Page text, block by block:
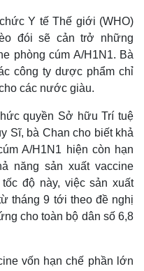
Y tế Thế giới (WHO)
đói sẽ cản trở những
phòng cúm A/H1N1. Bà
công ty dược phẩm chỉ
các nước giàu.
quyền Sở hữu Trí tuệ
Sĩ, bà Chan cho biết khả
A/H1N1 hiện còn hạn
năng sản xuất vaccine
độ này, việc sản xuất
tháng 9 tới theo đề nghị
cho toàn bộ dân số 6,8
vốn hạn chế phần lớn